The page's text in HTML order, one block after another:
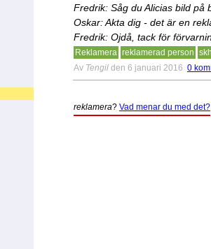
Fredrik: Såg du Alicias bild på
Oskar: Akta dig - det är en
Fredrik: Ojdå, tack för
Reklamera reklamerad person
Av Tengil den 6 januari 2016 0
reklamera? Vad menar du med det?